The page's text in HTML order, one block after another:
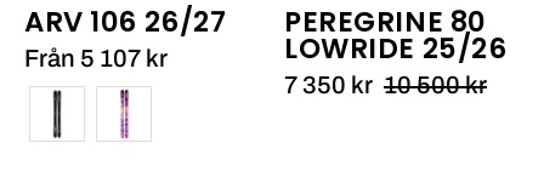
ARV 106 26/27
Från 5 107 kr
Färg
PEREGRINE 80
LOWRIDE 25/26
7 350 kr 10 500 kr